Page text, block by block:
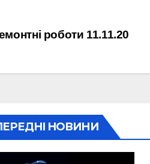
роботи 11.11.20
НОВИНИ